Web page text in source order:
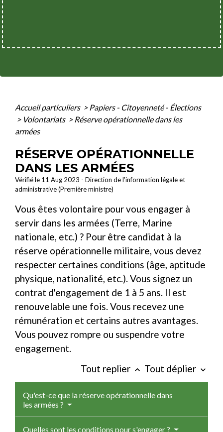
Accueil particuliers > Papiers - Citoyenneté - Élections
> Volontariats > Réserve opérationnelle dans les
armées
RÉSERVE OPÉRATIONNELLE
DANS LES ARMÉES
Vérifié le 11 Aug 2023 - Direction de l'information légale et
administrative (Première ministre)
Vous êtes volontaire pour vous engager à
servir dans les armées (Terre, Marine
nationale, etc.) ? Pour être candidat à la
réserve opérationnelle militaire, vous devez
respecter certaines conditions (âge, aptitude
physique, nationalité, etc.). Vous signez un
contrat d'engagement de 1 à 5 ans. Il est
renouvelable une fois. Vous recevez une
rémunération et certains autres avantages.
Vous pouvez rompre ou suspendre votre
engagement.
Tout replier keyboard_arrow_up Tout déplier keyboard_arrow_down
Qu'est-ce que la réserve opérationnelle dans
les armées ?
Quelles sont les conditions pour s'engager ?